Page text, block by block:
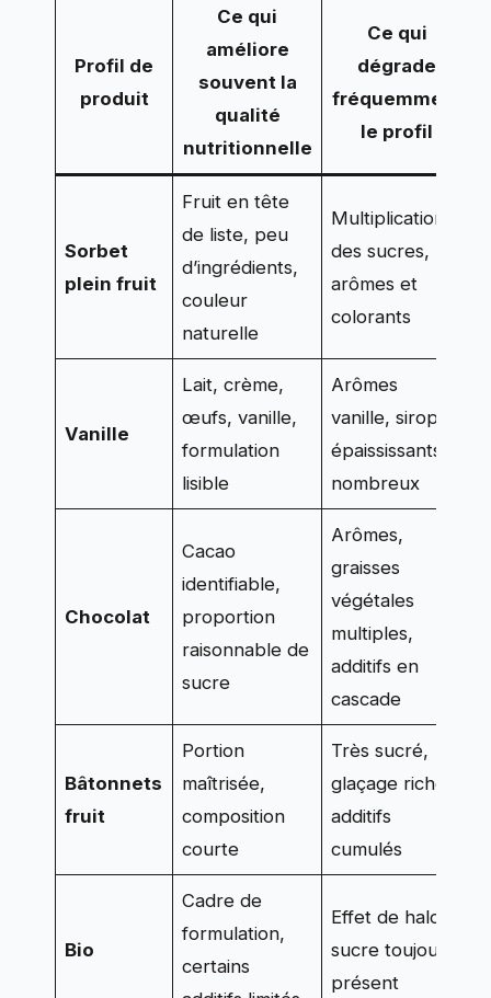
Profil de
produit
Ce qui
améliore
souvent la
qualité
nutritionnelle
Ce qui
dégrade
fréquemment
le profil
Sorbet
plein fruit
Fruit en tête
de liste, peu
d’ingrédients,
couleur
naturelle
Multiplication
des sucres,
arômes et
colorants
Vanille
Lait, crème,
œufs, vanille,
formulation
lisible
Arômes
vanille, sirops,
épaississants
nombreux
Chocolat
Cacao
identifiable,
proportion
raisonnable de
sucre
Arômes,
graisses
végétales
multiples,
additifs en
cascade
Bâtonnets
fruit
Portion
maîtrisée,
composition
courte
Très sucré,
glaçage riche,
additifs
cumulés
Bio
Cadre de
formulation,
certains
Effet de halo,
sucre toujours
présent